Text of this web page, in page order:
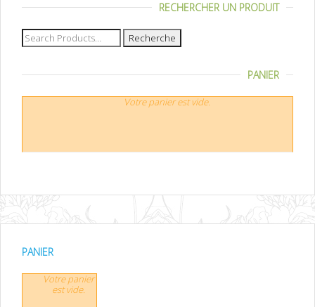
RECHERCHER UN PRODUIT
Recherche
pour :
PANIER
Votre panier est vide.
PANIER
Votre panier
est vide.